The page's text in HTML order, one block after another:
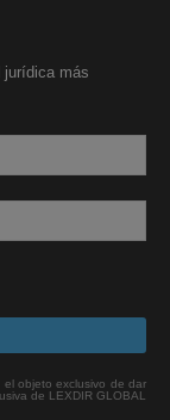
jurídica más
objeto exclusivo de dar
de LEXDIR GLOBAL